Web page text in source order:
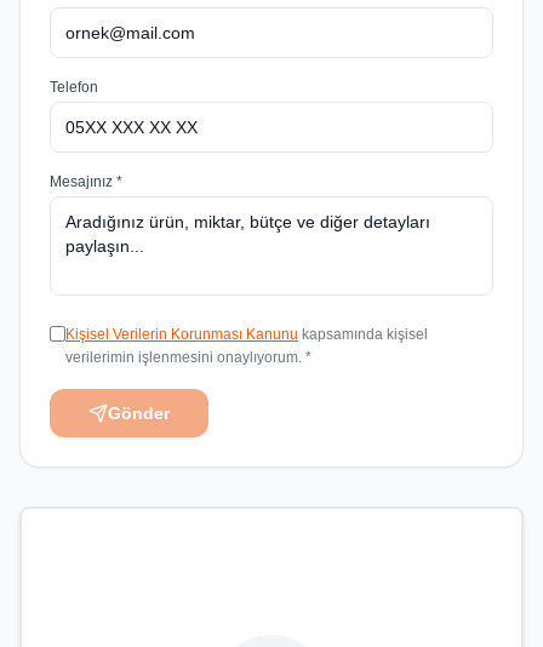
Telefon
Mesajınız *
Kişisel Verilerin Korunması Kanunu kapsamında kişisel
verilerimin işlenmesini onaylıyorum. *
Gönder